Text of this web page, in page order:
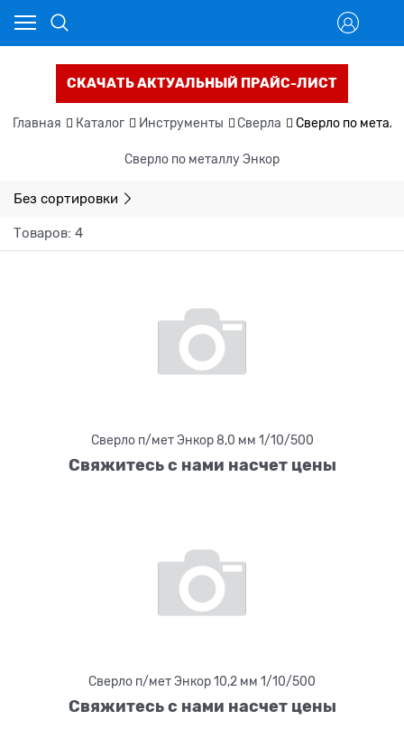
СКАЧАТЬ АКТУАЛЬНЫЙ ПРАЙС-ЛИСТ
Главная Каталог Инструменты Сверла Сверло по
Сверло по металлу Энкор
Без сортировки
Товаров: 4
Сверло п/мет Энкор 8,0 мм 1/10/500
Свяжитесь с нами насчет цены
Сверло п/мет Энкор 10,2 мм 1/10/500
Свяжитесь с нами насчет цены